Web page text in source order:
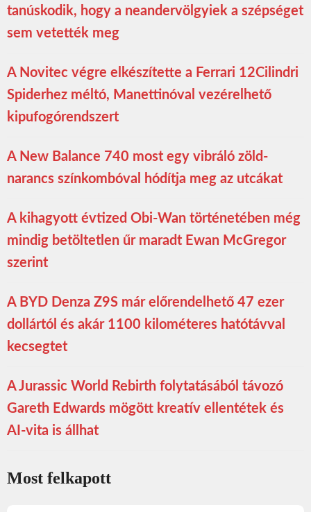
tanúskodik, hogy a neandervölgyiek a szépséget
sem vetették meg
A Novitec végre elkészítette a Ferrari 12Cilindri
Spiderhez méltó, Manettinóval vezérelhető
kipufogórendszert
A New Balance 740 most egy vibráló zöld-
narancs színkombóval hódítja meg az utcákat
A kihagyott évtized Obi-Wan történetében még
mindig betöltetlen űr maradt Ewan McGregor
szerint
A BYD Denza Z9S már előrendelhető 47 ezer
dollártól és akár 1100 kilométeres hatótávval
kecsegtet
A Jurassic World Rebirth folytatásából távozó
Gareth Edwards mögött kreatív ellentétek és
AI-vita is állhat
Most felkapott